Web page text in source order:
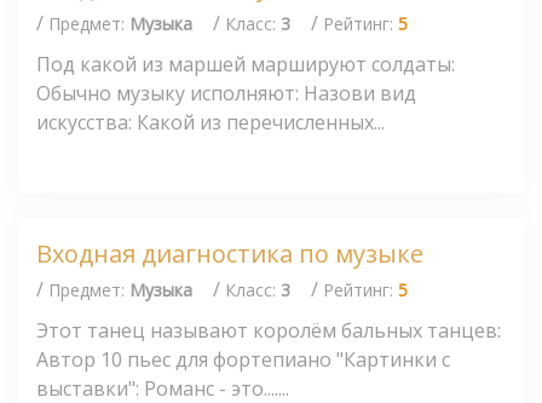
/ Предмет: Музыка / Класс: 3 / Рейтинг: 5
Под какой из маршей маршируют солдаты:
Обычно музыку исполняют: Назови вид
искусства: Какой из перечисленных...
Входная диагностика по музыке
/ Предмет: Музыка / Класс: 3 / Рейтинг: 5
Этот танец называют королём бальных танцев:
Автор 10 пьес для фортепиано "Картинки с
выставки": Романс - это.......